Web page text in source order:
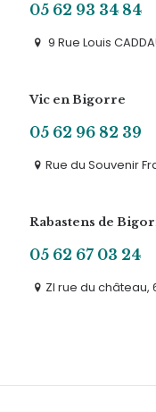
05 62 93 34 84
9 Rue Louis
Vic en Bigorre
05 62 96 82 39
Rue du Souvenir
Rabastens de
05 62 67 03 24
ZI rue du